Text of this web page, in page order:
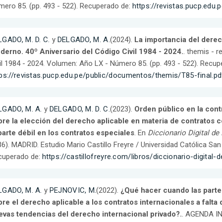
85. (pp. 493 - 522). Recuperado de: https://
M. D. C. y DELGADO, M. A.(2024). La importancia del
40º Aniversario del Código Civil 1984 - 2024.. themis -
1984 - 2024. Volumen: Año LX - Número 85. (pp. 493 - 522).
revistas.pucp.edu.pe/public/documentos/themis/T85-
M. A. y DELGADO, M. D. C.(2023). Orden público en la
la elección del derecho aplicable en materia de contratos
débil en los contratos especiales. En Diccionario Digital de
MADRID. Estudio Mario Castillo Freyre / Universidad Católica
de: https://castillofreyre.com/libros/diccionario-digital-
M. A. y PEJNOVIC, M.(2022). ¿Qué hacer cuando las
el derecho aplicable a los contratos internacionales a falta
tendencias del derecho internacional privado?.. AGENDA